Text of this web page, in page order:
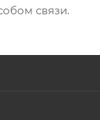
связи.